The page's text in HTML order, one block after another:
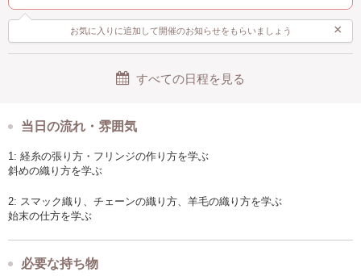
斜めの織り方を学ぶ
スマック織り、チェーンの織り方、羊毛の織り方を学ぶ
道具や材料は全てこちらでご用意いたしますが、織り込んでみたい素材
4名
もっと気軽にウィービングを体験してみたいという方、下記の講座もチ
ェックしてみてください！
半日コース https://craftie.jp/class/flatmate/10
お気に入りに追加して開催のお知らせをもらいましょう ×
すべての日程を見る
当日の流れ・雰囲気
1: 経糸の張り方・フリンジの作り方を学ぶ
斜めの織り方を学ぶ
2: スマック織り、チェーンの織り方、羊毛の織り方を学ぶ
始末の仕方を学ぶ
必要な持ち物